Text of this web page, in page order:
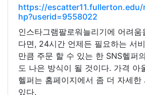
https://escatter11.fullerton.edu/
hp?userid=9558022
인스타그램팔로워늘리기에 어려
다면, 24시간 언제든 필요하는 서
만큼 주문 할 수 있는 한 SNS헬퍼
도 나은 방식이 될 것이다. 가격 아
헬퍼는 홈페이지에서 좀 더 자세한
있다.